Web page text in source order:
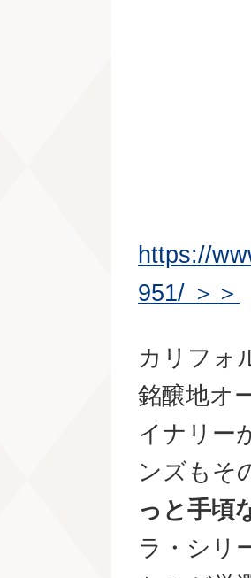
https://
951/ ＞＞
カリフォ
銘醸地オ
イナリー
ンズもそ
っと手頃
ラ・シリ